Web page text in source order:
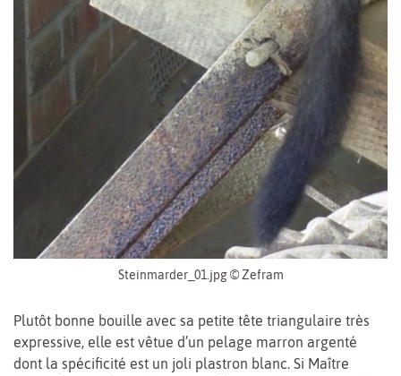
Steinmarder_01.jpg © Zefram
Plutôt bonne bouille avec sa petite tête triangulaire très
expressive, elle est vêtue d’un pelage marron argenté
dont la spécificité est un joli plastron blanc. Si Maître